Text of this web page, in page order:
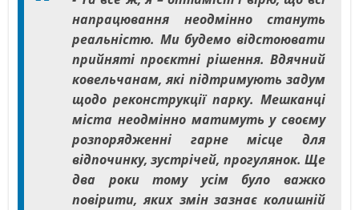
напрацювання неодмінно стануть
реальністю. Ми будемо відстоювати
прийняті проєктні рішення. Вдячний
ковельчанам, які підтримують задум
щодо реконструкції парку. Мешканці
міста неодмінно матимуть у своєму
розпорядженні гарне місце для
відпочинку, зустрічей, прогулянок. Ще
два роки тому усім було важко
повірити, яких змін зазнає колишній